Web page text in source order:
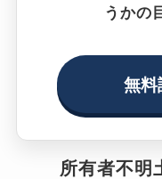
うかの
無
所有者不明